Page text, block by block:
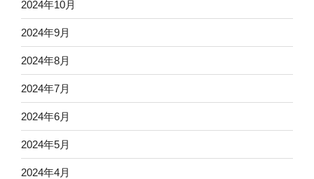
2024年10月
2024年9月
2024年8月
2024年7月
2024年6月
2024年5月
2024年4月